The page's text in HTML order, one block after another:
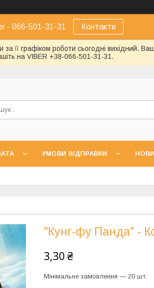
- 066-501-31-31 Контакти
її графіком роботи сьогодні вихідний.
на VIBER +38-066-501-31-31.
УМОВИ ВІДПРАВКИ
"Кунг-фу Панда" -
3,30 ₴
Мінімальне замовлення — 20 шт.